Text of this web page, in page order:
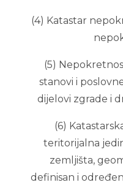
(4) Katastar
(5)
stanovi i
dijelovi zgrade i
(6)
teritorijalna
zemljišta,
definisan i